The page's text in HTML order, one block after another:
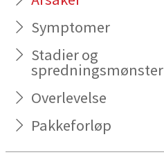
Symptomer
Stadier og
spredningsmønster
Overlevelse
Pakkeforløp